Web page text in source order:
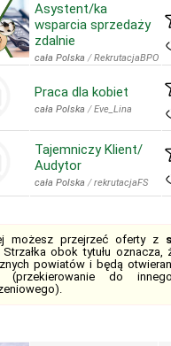
Asystent/ka
wsparcia sprzedaży
zdalnie
cała Polska /RekrutacjaBPO
Praca dla kobiet
cała Polska /Eve_Lina
Tajemniczy Klient/
Audytor
cała Polska /rekrutacjaFS
możesz przejrzeć oferty z
Strzałka obok tytułu oznacza,
powiatów i będą
(przekierowanie do